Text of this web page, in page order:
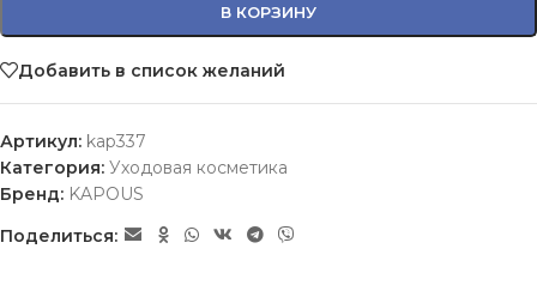
В КОРЗИНУ
Добавить в список желаний
Артикул: kap337
Категория: Уходовая косметика
Бренд: KAPOUS
Поделиться: